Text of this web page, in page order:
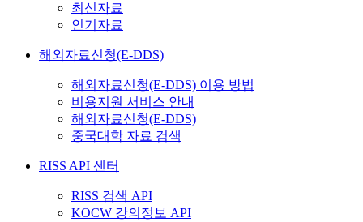
최신자료
인기자료
해외자료신청(E-DDS)
해외자료신청(E-DDS) 이용 방법
비용지원 서비스 안내
해외자료신청(E-DDS)
중국대학 자료 검색
RISS API 센터
RISS 검색 API
KOCW 강의정보 API